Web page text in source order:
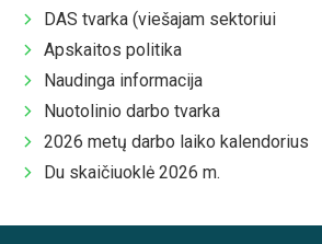
DAS tvarka (viešajam sektoriui
Apskaitos politika
Naudinga informacija
Nuotolinio darbo tvarka
2026 metų darbo laiko kalendorius
Du skaičiuoklė 2026 m.